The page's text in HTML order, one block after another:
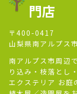
門店
〒400-0417
山梨県南アルプス市
南アルプス市周辺
り込み・枝落とし
エクステリア お庭